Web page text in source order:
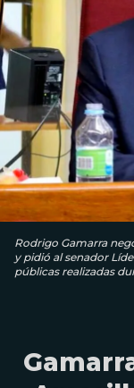
Rodrigo Gamarra
y pidió al senador
públicas realizadas